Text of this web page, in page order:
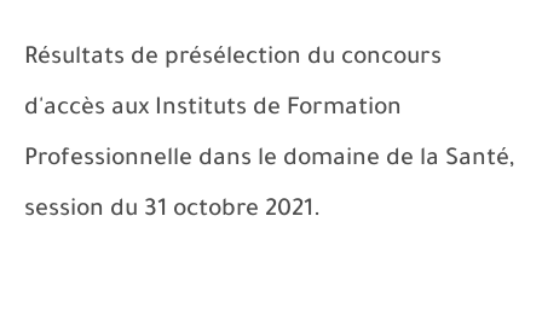
Résultats de présélection du concours
d'accès aux Instituts de Formation
Professionnelle dans le domaine de la Santé,
session du 31 octobre 2021.